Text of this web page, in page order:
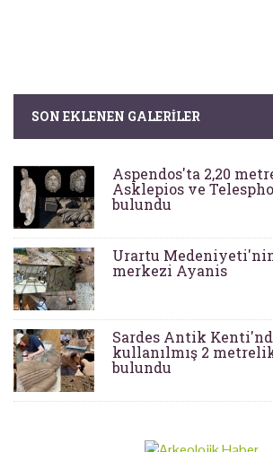
SON EKLENEN GALERILER
Aspendos'ta 2,20
Asklepios ve
bulundu
Urartu
merkezi Ayanis
Sardes Antik
kullanılmış 2
bulundu